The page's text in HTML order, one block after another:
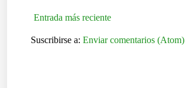
Entrada más reciente
Suscribirse a: Enviar comentarios (Atom)